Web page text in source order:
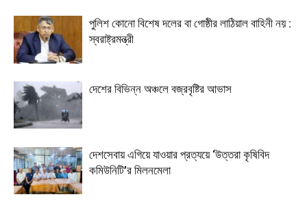
পুলিশ কোনো বিশেষ দলের বা গোষ্ঠীর লাঠিয়াল বাহিনী নয় :
স্বরাষ্ট্রমন্ত্রী
দেশের বিভিন্ন অঞ্চলে বজ্রবৃষ্টির আভাস
দেশসেবায় এগিয়ে যাওয়ার প্রত্যয়ে ‘উত্তরা কৃষিবিদ
কমিউনিটি’র মিলনমেলা